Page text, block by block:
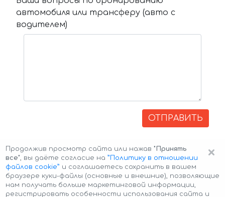
автомобиля или трансферу (авто с
водителем)
ОТПРАВИТЬ
×
Продолжив просмотр сайта или нажав "Принять
все", вы даёте согласие на ”Политику в отношении
файлов cookie” и соглашаетесь сохранить в вашем
браузере куки-файлы (основные и внешние), позволяющие
нам получать больше маркетинговой информации,
регистрировать особенности использования сайта и